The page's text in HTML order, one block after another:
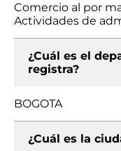
Comercio al por
Actividades de
¿Cuál es el
registra?
BOGOTA
¿Cuál es la